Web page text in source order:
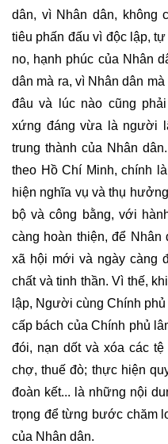
dân, vì Nhân dân, không
tiêu phấn đấu vì độc lập,
no, hạnh phúc của Nhân
dân mà ra, vì Nhân dân
đâu và lúc nào cũng
xứng đáng vừa là người
trung thành của Nhân
theo Hồ Chí Minh, chính
hiện nghĩa vụ và thụ
bộ và công bằng, với
càng hoàn thiện, để
xã hội mới và ngày càng
chất và tinh thần. Vì thế,
lập, Người cùng Chính
cấp bách của Chính phủ
đói, nạn dốt và xóa các
chợ, thuế đò; thực hiện
đoàn kết... là những nội
trọng để từng bước chăm
của Nhân dân.